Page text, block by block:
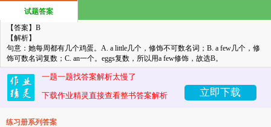
试题答案
【答案】 B
【解析】
句意：她每周都有几个鸡蛋。 A. a little几个，修饰不可数名词； B. a few几个，修
饰可数名词复数； C. an一个。 eggs复数，所以用a few修饰，故选B。
一题一题找答案解析太慢了
下载作业精灵直接查看整书答案解析 立即下载
练习册系列答案